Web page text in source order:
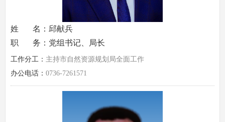
姓 名：邱献兵
职 务：党组书记、局长
工作分工： 主持市自然资源规划局全面工作
办公电话： 0736-7261571